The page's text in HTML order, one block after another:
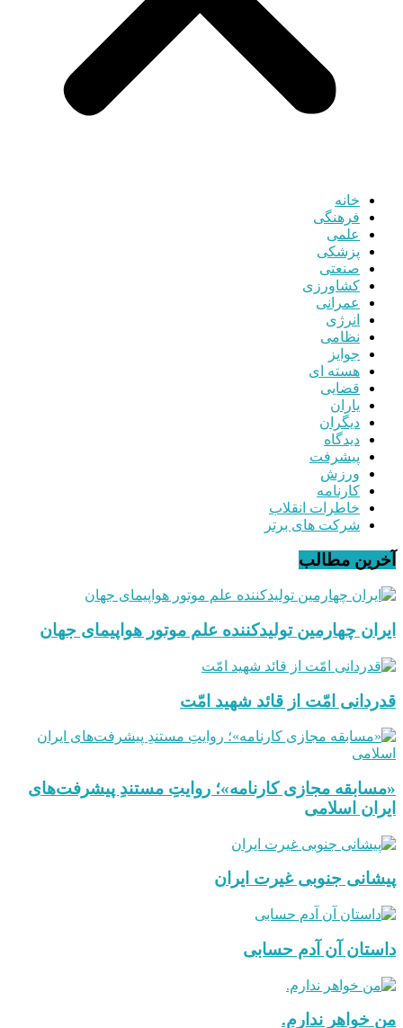
خانه
فرهنگی
علمی
پزشکی
صنعتی
کشاورزی
عمرانی
انرژی
نظامی
جوایز
هسته ای
قضایی
یاران
دیگران
دیدگاه
پیشرفت
ورزش
کارنامه
خاطرات انقلاب
شرکت های برتر
آخرین مطالب
ایران چهارمین تولیدکننده علم موتور هواپیمای جهان
قدردانی امّت از قائد شهید امّت
«مسابقه مجازی کارنامه»؛ روایتِ مستندِ پیشرفت‌های
ایران اسلامی
پیشانی جنوبی غیرت ایران
داستان آن آدم حسابی
من خواهر ندارم.